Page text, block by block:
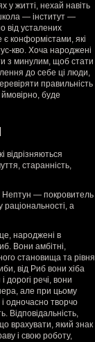
у житті, нехай навіть
— інститут —
від усталених
є конформістами, які
кво. Хоча народжені
з минулим, щоб стати
до себе ці люди,
правильність
буде
відрізняються
старанність,
Нептун — покровитель
раціональності, а
народжені в
Вони амбітні,
становища та рівня
від Риб вони хіба
дорогі речі, вони
але при цьому
одночасно творчо
Відповідальність,
врахувати, який знак
і свою роботу,